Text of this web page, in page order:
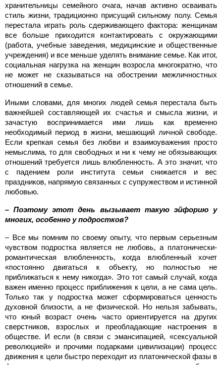
хранительницы семейного очага, начав активно осваивать
стиль жизни, традиционно присущий сильному полу. Семья
перестала играть роль сдерживающего фактора: женщинам
все больше приходится контактировать с окружающими
(работа, учебные заведения, медицинские и общественные
учреждения) и все меньше уделять внимание семье. Как итог,
социальная нагрузка на женщин возросла многократно, что
не может не сказываться на обострении межличностных
отношений в семье.
Иными словами, для многих людей семья перестала быть
важнейшей составляющей их счастья и смысла жизни, и
зачастую воспринимается ими лишь как временно
необходимый период в жизни, мешающий личной свободе.
Если крепкая семья без любви и взаимоуважения просто
немыслима, то для свободных и ни к чему не обязывающих
отношений требуется лишь влюбленность. А это значит, что
с падением роли института семьи снижается и вес
праздников, напрямую связанных с супружеством и истинной
любовью.
– Поэтому этот день вызывает такую эйфорию у
многих, особенно у подростков?
– Все мы помним по своему опыту, что первым серьезным
чувством подростка является не любовь, а платонически-
романтическая влюбленность, когда влюбленный хочет
«постоянно двигаться к объекту, но полностью не
приближаться к нему никогда». Это тот самый случай, когда
важен именно процесс приближения к цели, а не сама цель.
Только так у подростка может сформироваться ценность
духовной близости, а не физической. Но нельзя забывать,
что юный возраст очень часто ориентируется на других
сверстников, взрослых и преобладающие настроения в
обществе. И если (в связи с эмансипацией, «сексуальной
революцией» и прочими подарками цивилизации) процесс
движения к цели быстро переходит из платонической фазы в